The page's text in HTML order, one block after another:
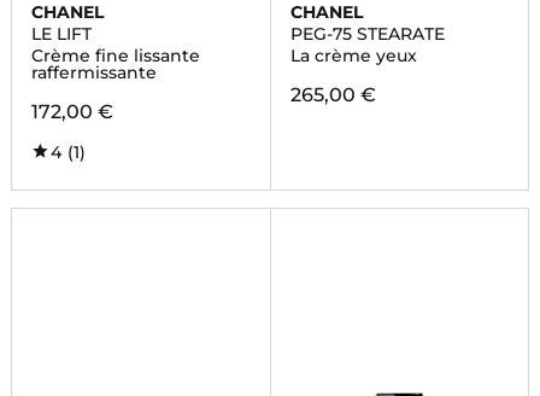
CHANEL
LE LIFT
Crème fine lissante
raffermissante
172,00 €
4 (1)
CHANEL
PEG-75 STEARATE
La crème yeux
265,00 €